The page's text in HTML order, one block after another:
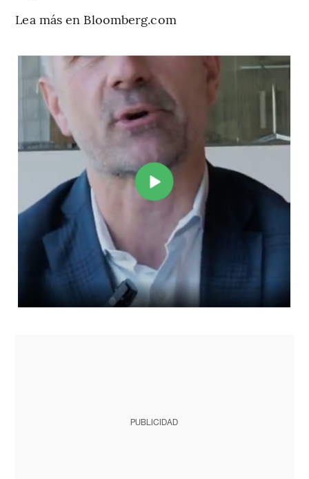
Lea más en Bloomberg.com
PUBLICIDAD